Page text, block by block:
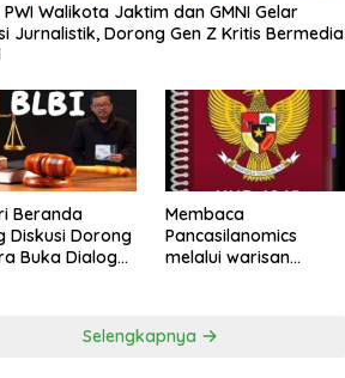
Walikota Jaktim dan GMNI Gelar
Jurnalistik, Dorong Gen Z Kritis Bermedia
Beranda
Diskusi Dorong
Buka Dialog
Membaca
Pancasilanomics
melalui warisan
Selengkapnya